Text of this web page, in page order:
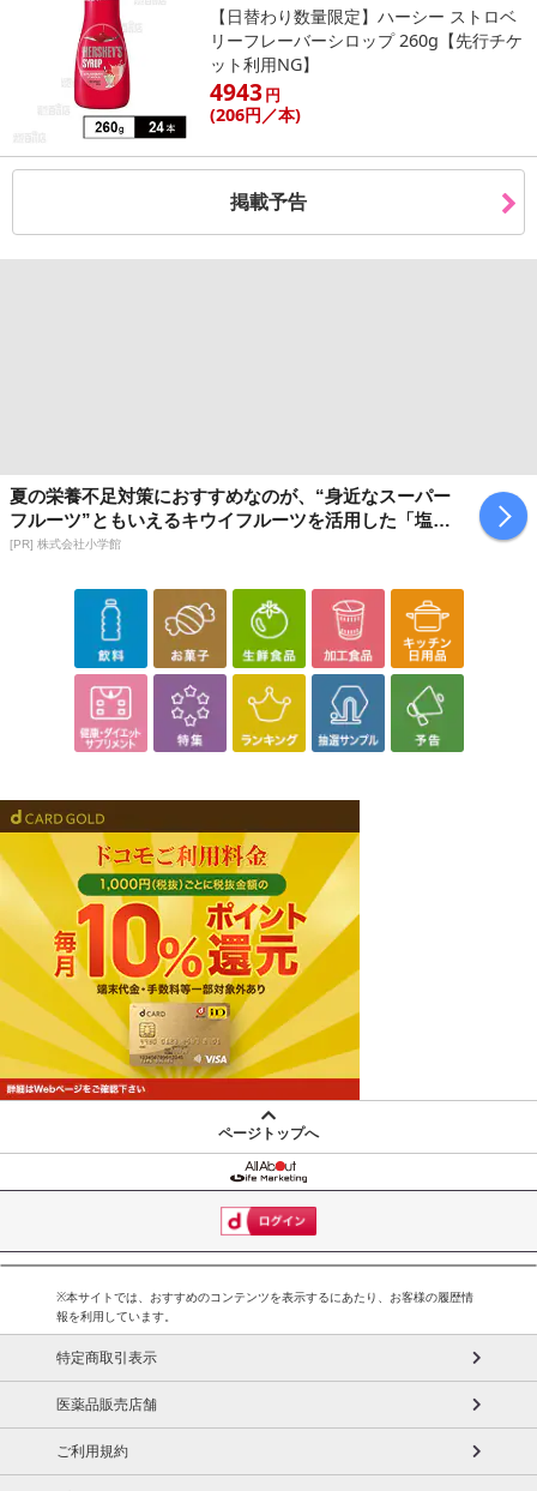
注意事項
お申込みの際は 「商品情報」に記載されている「注意事項」を
必ずご確認ください。
【キャンセルについて】
※お申込み後のキャンセルはお受けできません。
記載されている内容を必ずご確認いただき、お届けする商品セット
にご納得いただきましたうえでお申し込みください。
※パッケージ変更や商品リニューアル(成分など含む)等により、参考
の掲載画像や画像内のバーコードなど、お届け商品と多少異なる場
合がございます。
また、[新たな加工食品の原料原産地表示制度]の経過措置期間の終
了により、商品詳細内に記載の原産国・原材料の表記が旧表記の場
合がございます。
あらかじめご了承いただいた上でお申込みください。なお、本理由
によるお申込み後のキャンセル・返品交換は対応いたしかねます。
【お支払いについて】
【日替わり数量限定】ハーシー ストロベ
リーフレーバーシロップ 260g【先行チケ
ット利用NG】
4943円
(206円／本)
掲載予告
夏の栄養不足対策におすすめなのが、“身近なスーパー
フルーツ”ともいえるキウイフルーツを活用した「塩キ
ウイ」
[PR] 株式会社小学館
ページトップへ
※本サイトでは、おすすめのコンテンツを表示するにあたり、お客様の履歴情
報を利用しています。
特定商取引表示
医薬品販売店舗
ご利用規約